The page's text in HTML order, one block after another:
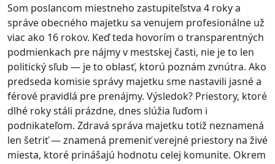
Som poslancom miestneho zastupiteľstva 4 roky a
správe obecného majetku sa venujem profesionálne už
viac ako 16 rokov. Keď teda hovorím o transparentných
podmienkach pre nájmy v mestskej časti, nie je to len
politický sľub — je to oblasť, ktorú poznám zvnútra. Ako
predseda komisie správy majetku sme nastavili jasné a
férové pravidlá pre prenájmy. Výsledok? Priestory, ktoré
dlhé roky stáli prázdne, dnes slúžia ľuďom i
podnikateľom. Zdravá správa majetku totiž neznamená
len šetriť — znamená premeniť verejné priestory na živé
miesta, ktoré prinášajú hodnotu celej komunite. Okrem